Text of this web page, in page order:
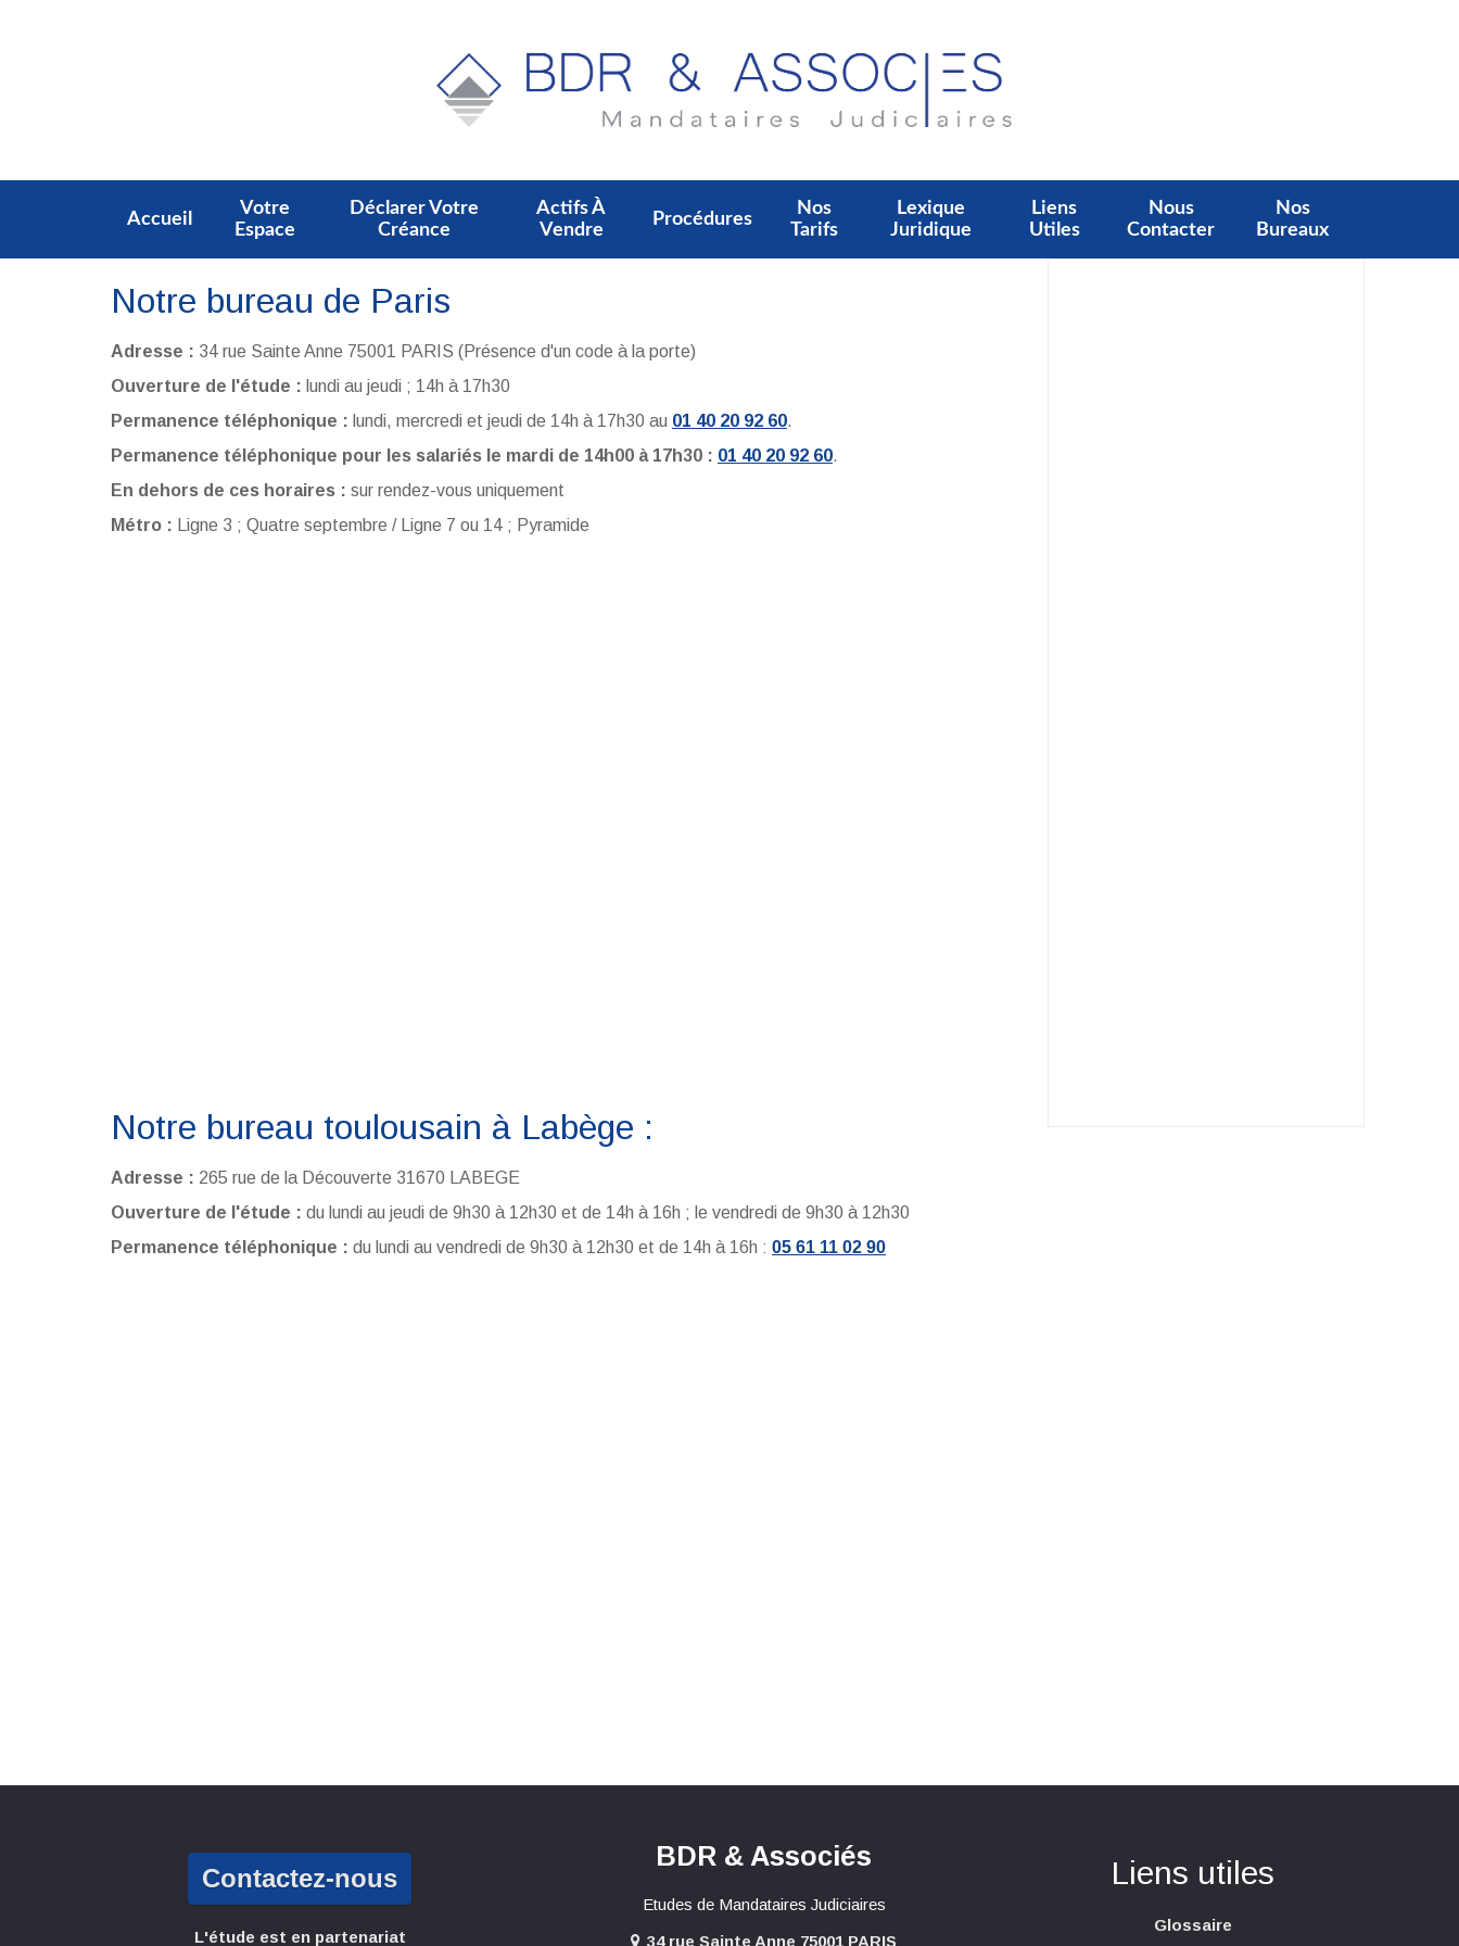
Accueil
Votre
Espace
Déclarer Votre
Créance
Actifs À
Vendre
Procédures
Nos
Tarifs
Lexique
Juridique
Liens
Utiles
Nous
Contacter
Nos
Bureaux
Notre bureau de Paris
Adresse : 34 rue Sainte Anne 75001 PARIS (Présence d'un code à la porte)
Ouverture de l'étude : lundi au jeudi ; 14h à 17h30
Permanence téléphonique : lundi, mercredi et jeudi de 14h à 17h30 au 01 40 20 92 60.
Permanence téléphonique pour les salariés le mardi de 14h00 à 17h30 : 01 40 20 92 60.
En dehors de ces horaires : sur rendez-vous uniquement
Métro : Ligne 3 ; Quatre septembre / Ligne 7 ou 14 ; Pyramide
Notre bureau toulousain à Labège :
Adresse : 265 rue de la Découverte 31670 LABEGE
Ouverture de l'étude : du lundi au jeudi de 9h30 à 12h30 et de 14h à 16h ; le vendredi de 9h30 à 12h30
Permanence téléphonique : du lundi au vendredi de 9h30 à 12h30 et de 14h à 16h : 05 61 11 02 90
Contactez-nous
L'étude est en partenariat
BDR & Associés
Etudes de Mandataires Judiciaires
34 rue Sainte Anne 75001 PARIS
Liens utiles
Glossaire